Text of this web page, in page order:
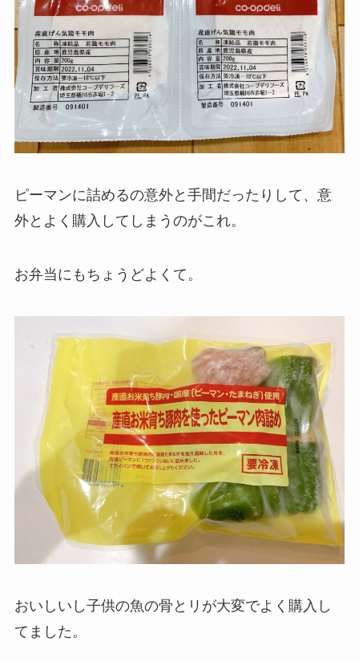
ピーマンに詰めるの意外と手間だったりして、意
外とよく購入してしまうのがこれ。
お弁当にもちょうどよくて。
おいしいし子供の魚の骨とリが大変でよく購入し
てました。